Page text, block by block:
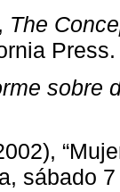
The
sobre
sábado